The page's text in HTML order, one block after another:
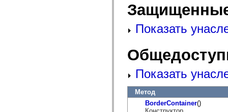
Показать
Показать
Метод
BorderContainer()
Конструктор.